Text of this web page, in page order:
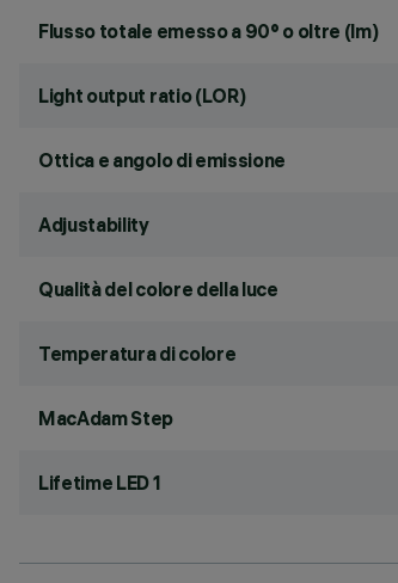
Flusso totale emesso a 90° o oltre (lm)
Light output ratio (LOR)
Ottica e angolo di emissione
Adjustability
Qualità del colore della luce
Temperatura di colore
MacAdam Step
Lifetime LED 1